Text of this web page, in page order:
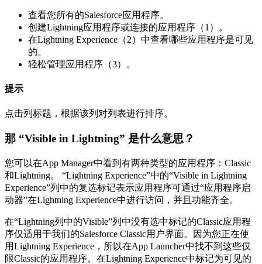
查看您所有的Salesforce应用程序。
创建Lightning应用程序或连接的应用程序（1）。
在Lightning Experience（2）中查看哪些应用程序是可见
的。
轻松管理应用程序（3）。
提示
点击列标题，根据该列对列表进行排序。
那 “Visible in Lightning” 是什么意思？
您可以在App Manager中看到有两种类型的应用程序：Classic
和Lightning。 “Lightning Experience”中的“Visible in Lightning
Experience”列中的复选标记表示应用程序可通过“应用程序启
动器”在Lightning Experience中进行访问，并且功能齐全。
在“Lightning列中的Visible”列中没有选中标记的Classic应用程
序仅适用于我们的Salesforce Classic用户界面。因为您正在使
用Lightning Experience，所以在App Launcher中找不到这些仅
限Classic的应用程序。在Lightning Experience中标记为可见的